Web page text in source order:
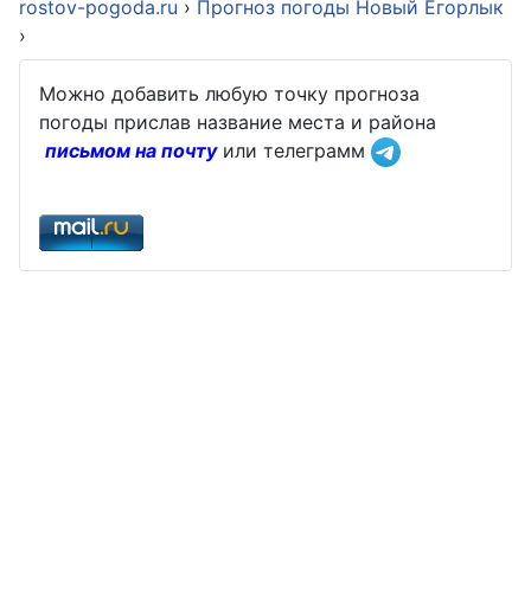
rostov-pogoda.ru › Прогноз погоды Новый Егорлык
›
Можно добавить любую точку прогноза
погоды прислав название места и района
письмом на почтуили телеграмм